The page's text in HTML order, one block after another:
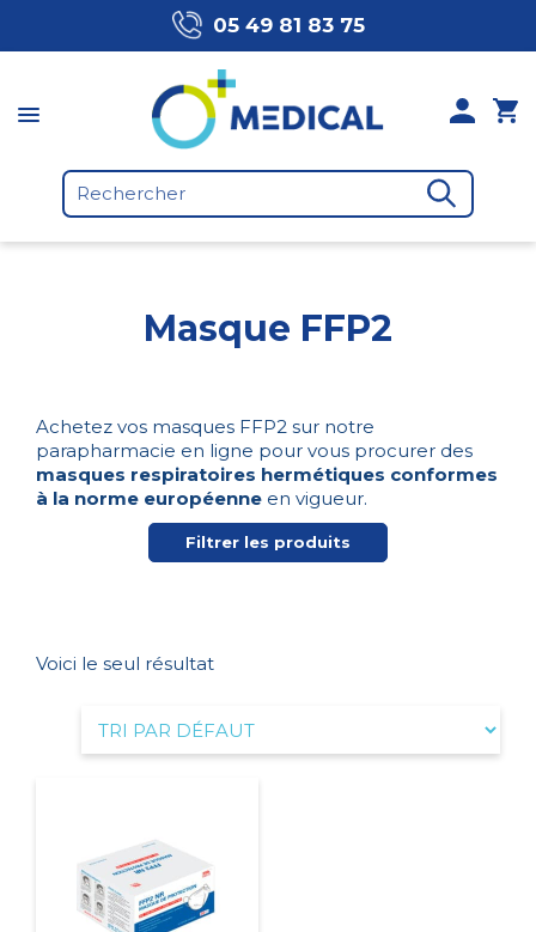
05 49 81 83 75
Masque FFP2
Achetez vos masques FFP2 sur notre
parapharmacie en ligne pour vous procurer des
masques respiratoires hermétiques conformes
à la norme européenne en vigueur.
Filtrer les produits
Voici le seul résultat